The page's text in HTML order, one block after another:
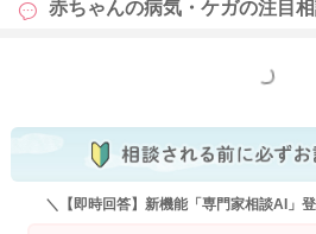
赤ちゃんの病気・ケガの注目
もっと見る
＼【即時回答】新機能「専門家相談AI」